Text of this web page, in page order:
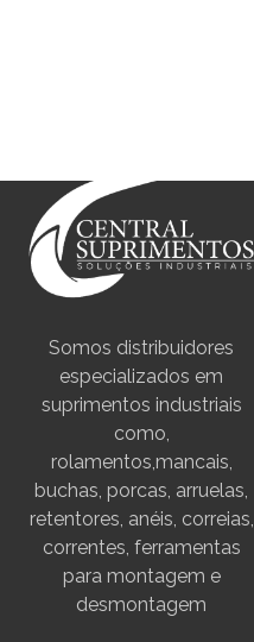
Somos distribuidores
especializados em
suprimentos industriais
como,
rolamentos,mancais,
buchas, porcas, arruelas,
retentores, anéis, correias,
correntes, ferramentas
para montagem e
desmontagem